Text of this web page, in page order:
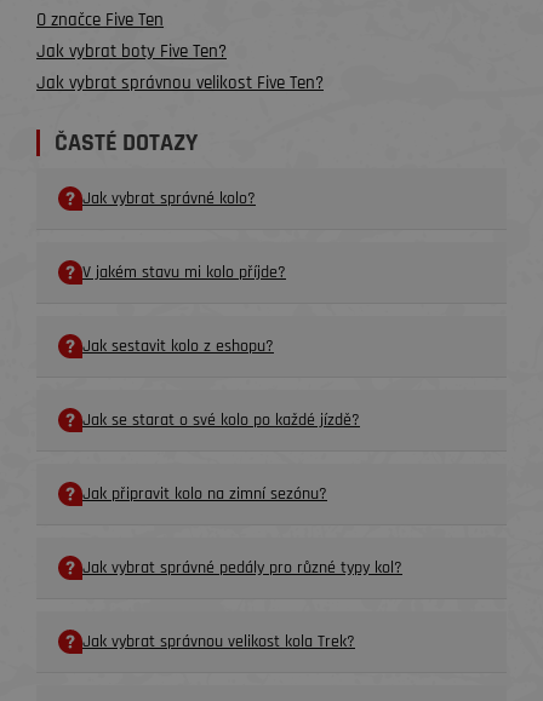
O značce Five Ten
Jak vybrat boty Five Ten?
Jak vybrat správnou velikost Five Ten?
ČASTÉ DOTAZY
Jak vybrat správné kolo?
V jakém stavu mi kolo příjde?
Jak sestavit kolo z eshopu?
Jak se starat o své kolo po každé jízdě?
Jak připravit kolo na zimní sezónu?
Jak vybrat správné pedály pro různé typy kol?
Jak vybrat správnou velikost kola Trek?